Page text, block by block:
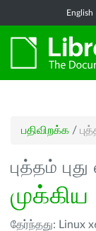
English
பதிவிறக்க /
புத்தம்
முக்கிய
தேர்ந்தது: Linux